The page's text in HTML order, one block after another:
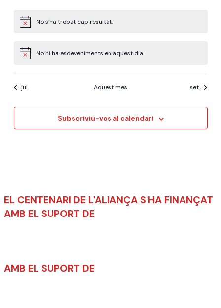
Avís No s'ha trobat cap resultat.
Avís No hi ha esdeveniments en aquest dia.
jul. Aquest mes set.
Subscriviu-vos al calendari
EL CENTENARI DE L'ALIANÇA S'HA FINANÇAT
AMB EL SUPORT DE
AMB EL SUPORT DE